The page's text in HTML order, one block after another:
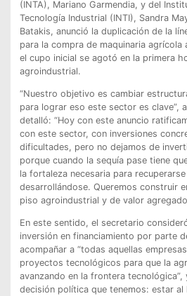
(INTA), Mariano Garmendia, y del
Tecnología Industrial (INTI), Sandra
Batakis, anunció la duplicación de la
para la compra de maquinaria
el cupo inicial se agotó en la primera
agroindustrial.
“Nuestro objetivo es cambiar
para lograr eso este sector es clave”,
detalló: “Hoy con este anuncio
con este sector, con inversiones
dificultades, pero no dejamos de
porque cuando la sequía pase tiene
la fortaleza necesaria para
desarrollándose. Queremos construir
piso agroindustrial y de valor
En este sentido, el secretario
inversión en financiamiento por parte
acompañar a “todas aquellas
proyectos tecnológicos para que la
avanzando en la frontera tecnológica”,
decisión política que tenemos: estar